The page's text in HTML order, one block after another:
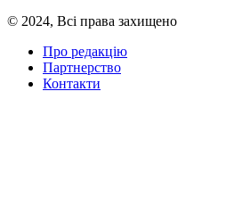
© 2024, Всі права захищено
Про редакцію
Партнерство
Контакти